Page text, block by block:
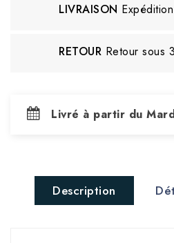
LIVRAISON
RETOUR Retour sous
Livré à partir du
Description